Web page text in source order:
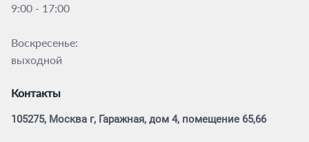
9:00 - 17:00
Воскресенье:
выходной
Контакты
105275, Москва г, Гаражная, дом 4, помещение 65,66